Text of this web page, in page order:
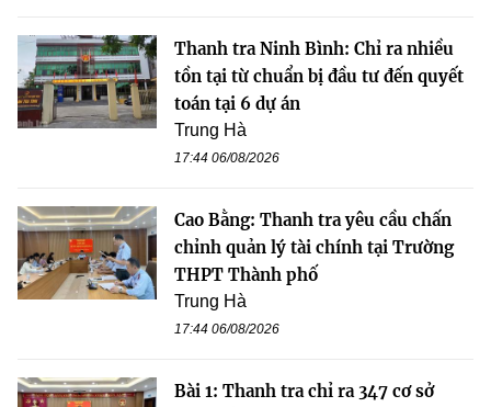
Thanh tra Ninh Bình: Chỉ ra nhiều
tồn tại từ chuẩn bị đầu tư đến quyết
toán tại 6 dự án
Trung Hà
17:44 06/08/2026
Cao Bằng: Thanh tra yêu cầu chấn
chỉnh quản lý tài chính tại Trường
THPT Thành phố
Trung Hà
17:44 06/08/2026
Bài 1: Thanh tra chỉ ra 347 cơ sở